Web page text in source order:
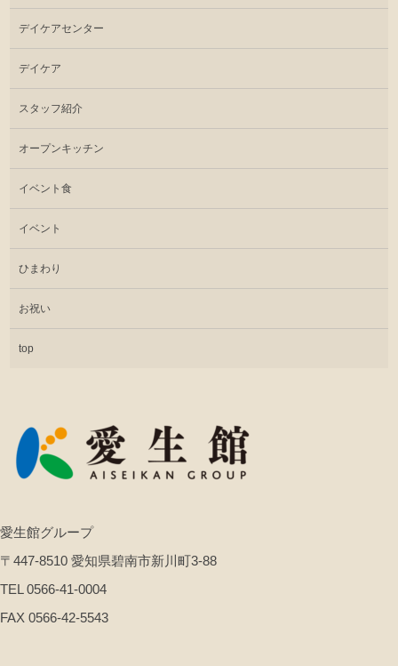
デイケアセンター
デイケア
スタッフ紹介
オープンキッチン
イベント食
イベント
ひまわり
お祝い
top
愛生館グループ
〒447-8510 愛知県碧南市新川町3-88
TEL 0566-41-0004
FAX 0566-42-5543